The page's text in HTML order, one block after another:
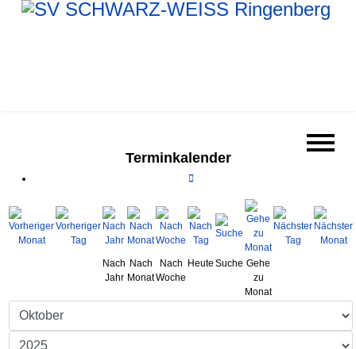
Terminkalender
Nach
Jahr
Nach
Monat
Nach
Woche
Heute Suche Gehe
zu
Monat